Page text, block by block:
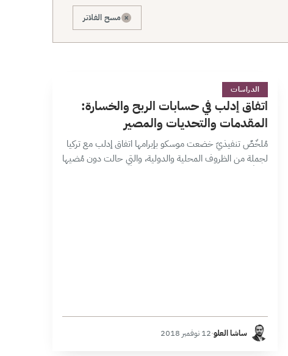
× مسح الفلاتر
ا
28 دقائق
الدراسات
اتفاق إدلب في حسابات الربح والخسارة:
المقدمات والتحديات والمصير
مُلخّصٌ تنفيذيّ خضعت موسكو بإبرامها اتفاق إدلب مع تركيا
لجملة من الظروف المحلية والدولية، والتي حالت دون مُضيها
ساشا العلو·12 نوفمبر 2018